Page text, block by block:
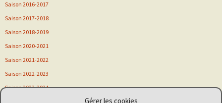
Gérer les cookies
Saison 2016-2017
Saison 2017-2018
Saison 2018-2019
Saison 2020-2021
Saison 2021-2022
Saison 2022-2023
Saison 2023-2024